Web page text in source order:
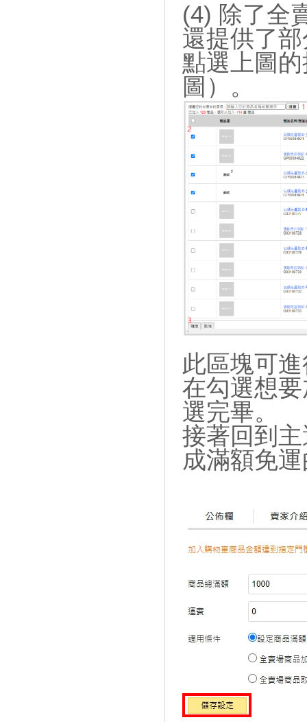
(4) 除了全
還提供了
點選上圖
圖）。
此區塊可
在勾選想
選完畢。
接著回到
成滿額免